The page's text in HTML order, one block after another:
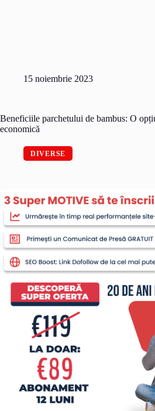
15 noiembrie 2023
Beneficiile parchetului de bambus: O
economică
DIVERSE